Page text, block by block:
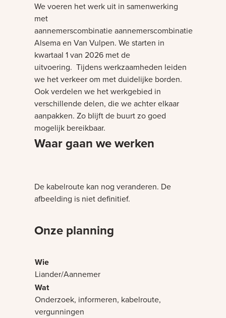
We voeren het werk uit in samenwerking
met
aannemerscombinatie aannemerscombinatie
Alsema en Van Vulpen. We starten in
kwartaal 1 van 2026 met de
uitvoering. Tijdens werkzaamheden leiden
we het verkeer om met duidelijke borden.
Ook verdelen we het werkgebied in
verschillende delen, die we achter elkaar
aanpakken. Zo blijft de buurt zo goed
mogelijk bereikbaar.
Waar gaan we werken
De kabelroute kan nog veranderen. De
afbeelding is niet definitief.
Onze planning
Liander/Aannemer
Onderzoek, informeren, kabelroute,
vergunningen